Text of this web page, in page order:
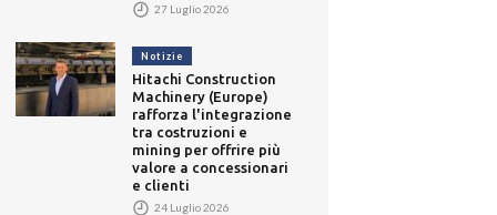
27 Luglio 2026
Notizie
Hitachi Construction
Machinery (Europe)
rafforza l'integrazione
tra costruzioni e
mining per offrire più
valore a concessionari
e clienti
24 Luglio 2026